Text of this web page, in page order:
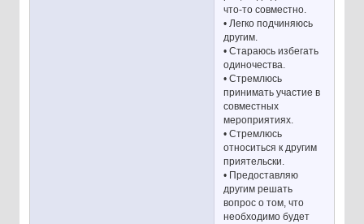
что-то совместно.
• Легко подчиняюсь
другим.
• Стараюсь избегать
одиночества.
• Стремлюсь
принимать участие в
совместных
мероприятиях.
• Стремлюсь
относиться к другим
приятельски.
• Предоставляю
другим решать
вопрос о том, что
необходимо будет